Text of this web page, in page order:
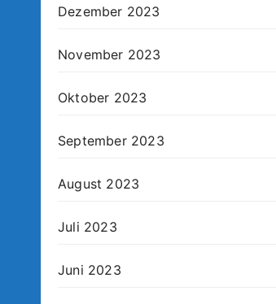
Dezember 2023
November 2023
Oktober 2023
September 2023
August 2023
Juli 2023
Juni 2023